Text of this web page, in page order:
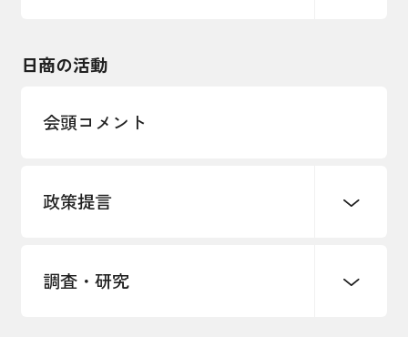
インボイス制度
海外情報レポート
安全保障貿易管理・技術流出防止に関す
日商の活動
会頭コメント
政策提言
中小企業経営
調査・研究